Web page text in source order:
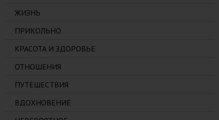
ЖИЗНЬ
ПРИКОЛЬНО
КРАСОТА И ЗДОРОВЬЕ
ОТНОШЕНИЯ
ПУТЕШЕСТВИЯ
ВДОХНОВЕНИЕ